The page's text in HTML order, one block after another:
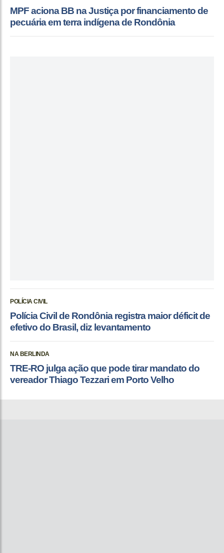
MPF aciona BB na Justiça por financiamento de
pecuária em terra indígena de Rondônia
POLÍCIA CIVIL
Polícia Civil de Rondônia registra maior déficit de
efetivo do Brasil, diz levantamento
NA BERLINDA
TRE-RO julga ação que pode tirar mandato do
vereador Thiago Tezzari em Porto Velho